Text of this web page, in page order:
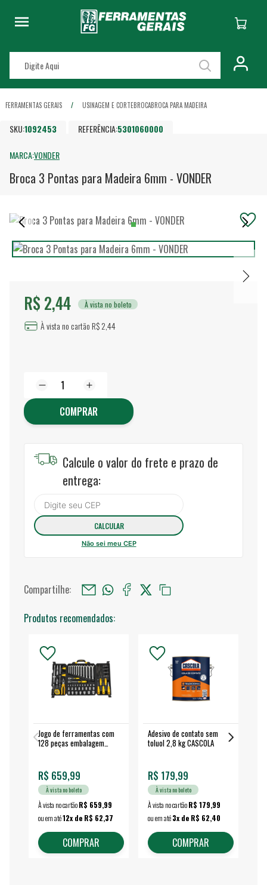
FERRAMENTAS GERAIS USINAGEM E CORTEBROCABROCA PARA MADEIRA
SKU:1092453 REFERÊNCIA:5301060000
MARCA:VONDER
Broca 3 Pontas para Madeira 6mm - VONDER
R$ 2,44 À vista no boleto
À vista no cartão R$ 2,44
COMPRAR
Calcule o valor do frete e prazo de
entrega:
Não sei meu CEP
Compartilhe:
Produtos recomendados:
Jogo de ferramentas com
128 peças embalagem
R$ 659,99
À vista no boleto
À vista no cartãoR$ 659,99
ou em até12x de R$ 62,37
COMPRAR
Adesivo de contato sem
toluol 2,8 kg CASCOLA
R$ 179,99
À vista no boleto
À vista no cartãoR$ 179,99
ou em até3x de R$ 62,40
COMPRAR